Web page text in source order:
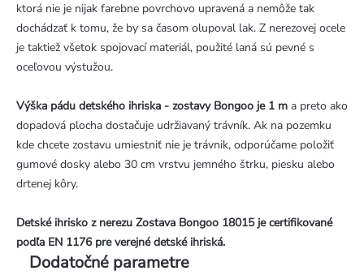
ktorá nie je nijak farebne povrchovo upravená a nemôže tak
dochádzať k tomu, že by sa časom olupoval lak. Z nerezovej ocele
je taktiež všetok spojovací materiál, použité laná sú pevné s
oceľovou výstužou.
Výška pádu detského ihriska - zostavy Bongoo je 1 m a preto ako
dopadová plocha dostačuje udržiavaný trávník. Ak na pozemku
kde chcete zostavu umiestniť nie je trávnik, odporúčame položiť
gumové dosky alebo 30 cm vrstvu jemného štrku, piesku alebo
drtenej kôry.
Detské ihrisko z nerezu Zostava Bongoo 18015 je certifikované
podľa EN 1176 pre verejné detské ihriská.
Dodatočné parametre